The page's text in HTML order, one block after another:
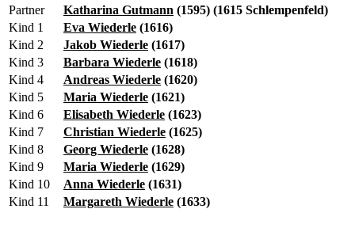
Partner
Katharina Gutmann (1595) (1615 Schlempenfeld)
Kind 1
Eva Wiederle (1616)
Kind 2
Jakob Wiederle (1617)
Kind 3
Barbara Wiederle (1618)
Kind 4
Andreas Wiederle (1620)
Kind 5
Maria Wiederle (1621)
Kind 6
Elisabeth Wiederle (1623)
Kind 7
Christian Wiederle (1625)
Kind 8
Georg Wiederle (1628)
Kind 9
Maria Wiederle (1629)
Kind 10
Anna Wiederle (1631)
Kind 11
Margareth Wiederle (1633)